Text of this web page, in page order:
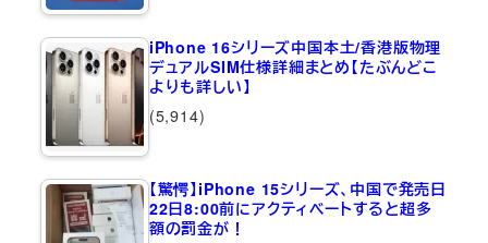
iPhone 16シリーズ中国本土/香港版物理
デュアルSIM仕様詳細まとめ【たぶんどこ
よりも詳しい】
(5,914)
【驚愕】iPhone 15シリーズ、中国で発売日
22日8:00前にアクティベートすると超多
額の罰金が！